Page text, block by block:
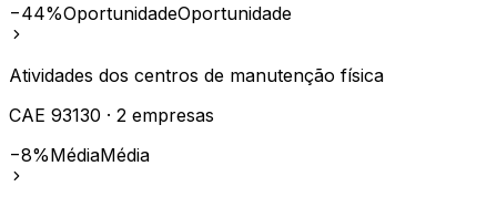
−44%OportunidadeOportunidade
Atividades dos centros de manutenção física
CAE 93130 · 2 empresas
−8%MédiaMédia